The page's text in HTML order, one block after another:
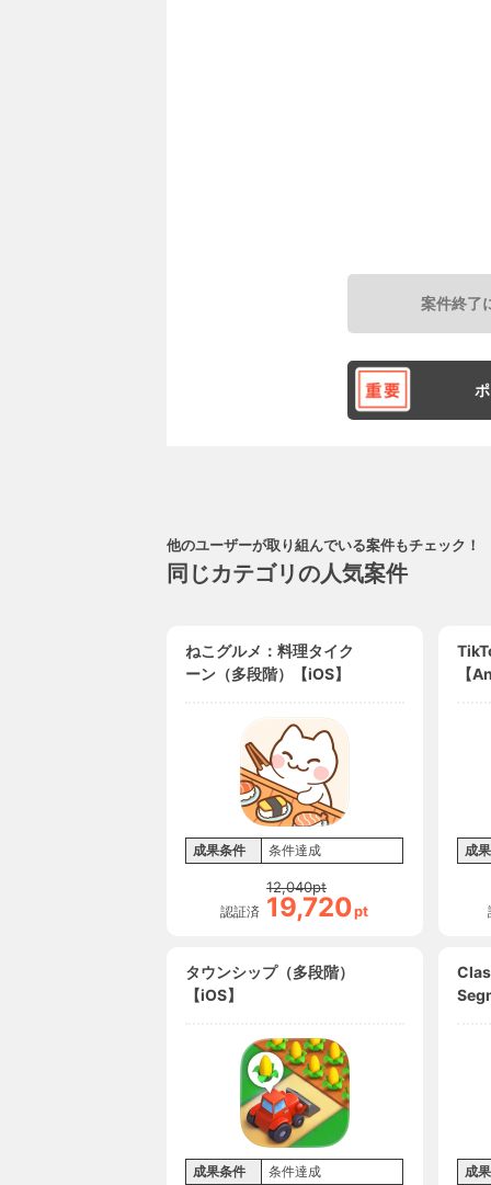
案件終了
他のユーザーが取り組んでいる案件もチェック！
同じカテゴリの人気案件
ねこグルメ：料理タイク
ーン（多段階）【iOS】
成果条件 条件達成
認証済
12,040pt
19,720pt
【
成
タウンシップ（多段階）
【iOS】
成果条件 条件達成 成